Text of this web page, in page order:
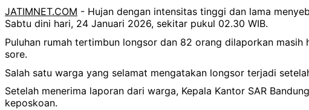
JATIMNET.COM - Hujan dengan intensitas tinggi dan lama
Sabtu dini hari, 24 Januari 2026, sekitar pukul 02.30 WIB.
Puluhan rumah tertimbun longsor dan 82 orang dilaporkan
sore.
Salah satu warga yang selamat mengatakan longsor terjadi
Setelah menerima laporan dari warga, Kepala Kantor SAR
keposkoan.